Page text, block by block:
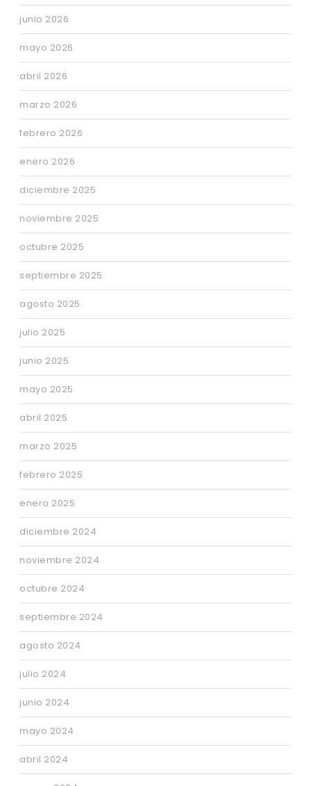
junio 2026
mayo 2026
abril 2026
marzo 2026
febrero 2026
enero 2026
diciembre 2025
noviembre 2025
octubre 2025
septiembre 2025
agosto 2025
julio 2025
junio 2025
mayo 2025
abril 2025
marzo 2025
febrero 2025
enero 2025
diciembre 2024
noviembre 2024
octubre 2024
septiembre 2024
agosto 2024
julio 2024
junio 2024
mayo 2024
abril 2024